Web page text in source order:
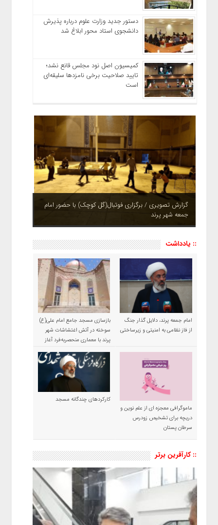
دستور جدید وزارت علوم درباره پذیرش
دانشجوی استاد محور ابلاغ شد
کمیسیون اصل نود مجلس قانع نشد؛
تایید صلاحیت برخی نامزدها سلیقه‌ای
است
گزارش تصویری / برگزاری فوتبال(گل کوچک) با حضور امام
جمعه شهر پرند
چشم نوازی بوستان های شهر پرند در فصل بهار + تصاویر
:: یادداشت
امام جمعه پرند، دلایل گذار جنگ
از فاز نظامی به امنیتی و زیرساختی
بازسازی مسجد جامع امام علی(ع)
سوخته در آتش اغتشاشات شهر
پرند با معماری منحصربه‌فرد آغاز
ماموگرافی معجزه ای از علم نوین و
دریچه برای تشخیص زودرس
سرطان پستان
کارکردهای چندگانه مسجد
:: کارآفرین برتر